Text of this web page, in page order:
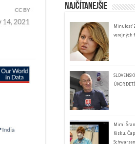
Najčítanejšie
Minulosť
verejných
ÚKOR DETÍ
Mimi
Kisku,